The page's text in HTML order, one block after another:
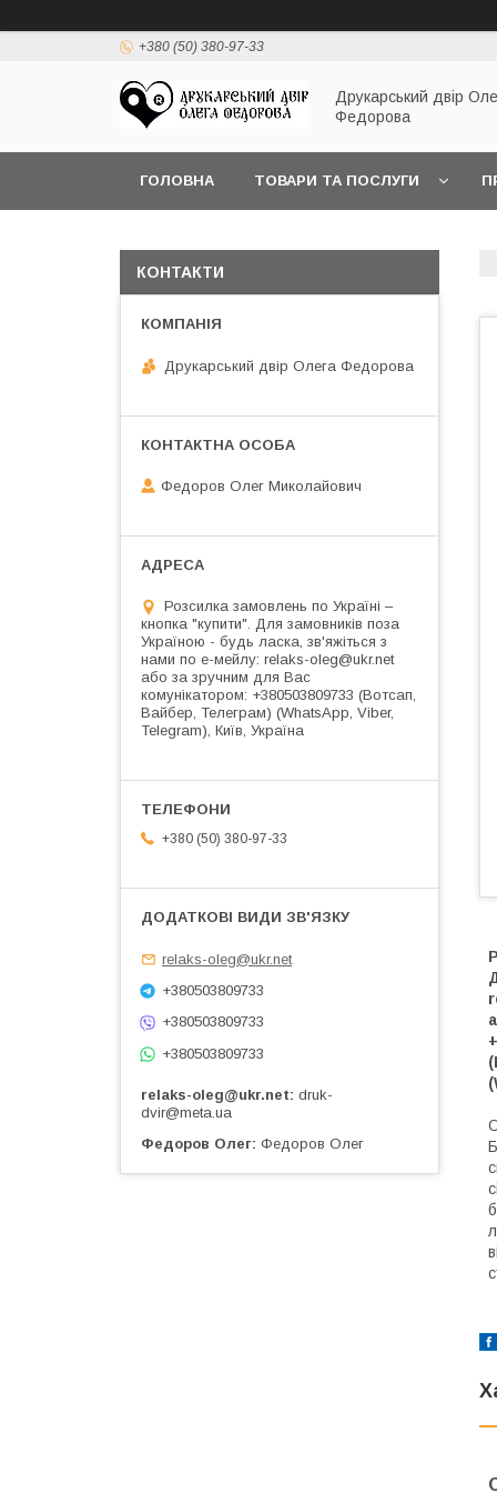
+380 (50) 380-97-33
Друкарський двір
Федорова
ГОЛОВНА ТОВАРИ ТА ПОСЛУГИ
КОНТАКТИ
Друкарський двір Олега Федорова
Федоров Олег Миколайович
Розсилка замовлень по Україні –
кнопка "купити". Для замовників поза
Україною - будь ласка, зв'яжіться з
нами по е-мейлу: relaks-oleg@ukr.net
або за зручним для Вас
комунікатором: +380503809733 (Вотсап,
Вайбер, Телеграм) (WhatsApp, Viber,
Telegram), Київ, Україна
+380 (50) 380-97-33
relaks-oleg@ukr.net
+380503809733
+380503809733
+380503809733
relaks-oleg@ukr.net druk-
dvir@meta.ua
Федоров Олег Федоров Олег